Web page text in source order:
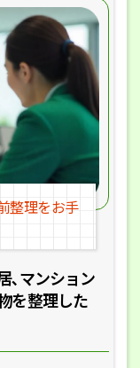
､マンション
を整理した
整理をお手